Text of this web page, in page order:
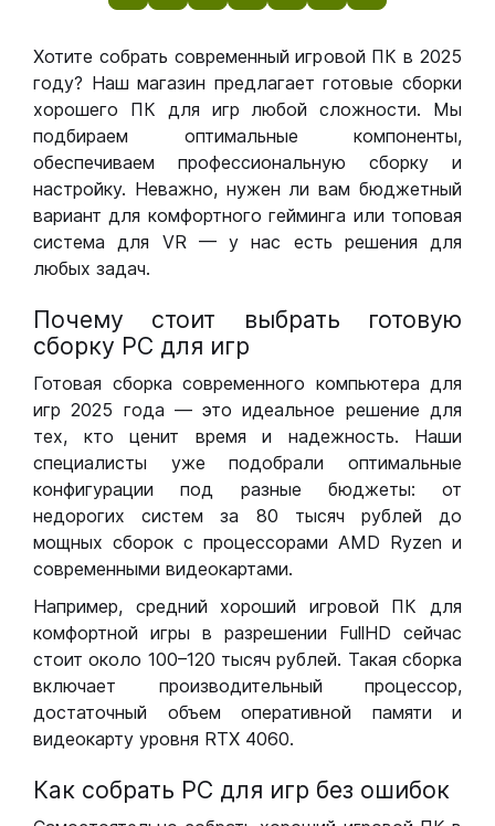
Хотите собрать современный игровой ПК в 2025
году? Наш магазин предлагает готовые сборки
хорошего ПК для игр любой сложности. Мы
подбираем оптимальные компоненты,
обеспечиваем профессиональную сборку и
настройку. Неважно, нужен ли вам бюджетный
вариант для комфортного гейминга или топовая
система для VR — у нас есть решения для
любых задач.
Почему стоит выбрать готовую
сборку РС для игр
Готовая сборка современного компьютера для
игр 2025 года — это идеальное решение для
тех, кто ценит время и надежность. Наши
специалисты уже подобрали оптимальные
конфигурации под разные бюджеты: от
недорогих систем за 80 тысяч рублей до
мощных сборок с процессорами AMD Ryzen и
современными видеокартами.
Например, средний хороший игровой ПК для
комфортной игры в разрешении FullHD сейчас
стоит около 100–120 тысяч рублей. Такая сборка
включает производительный процессор,
достаточный объем оперативной памяти и
видеокарту уровня RTX 4060.
Как собрать РС для игр без ошибок